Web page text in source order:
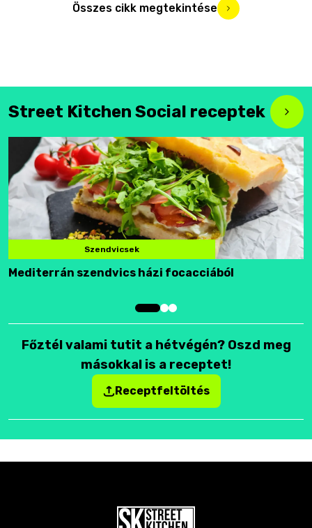
Összes cikk megtekintése
Street Kitchen Social receptek
Szendvicsek
Mediterrán szendvics házi focacciából
Főztél valami tutit a hétvégén? Oszd meg
másokkal is a receptet!
Receptfeltöltés